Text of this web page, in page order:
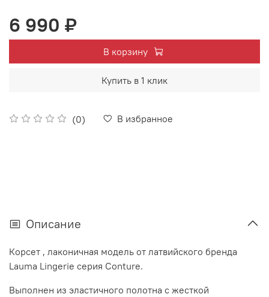
(0) В избранное
6 990 ₽
В корзину
Купить в 1 клик
Описание
Корсет , лаконичная модель от латвийского бренда
Lauma Lingerie серия Conture.
Выполнен из эластичного полотна с жесткой